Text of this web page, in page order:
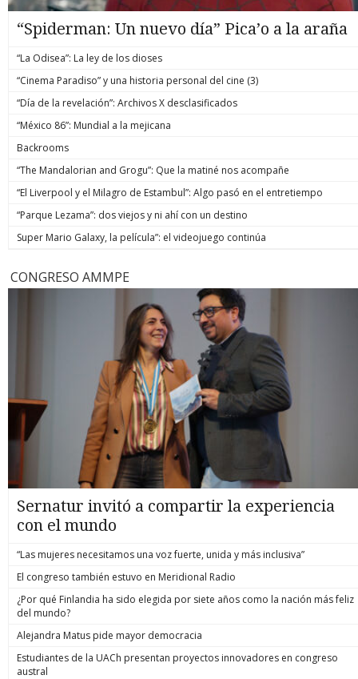
“Spiderman: Un nuevo día” Pica’o a la araña
“La Odisea”: La ley de los dioses
“Cinema Paradiso” y una historia personal del cine (3)
“Día de la revelación”: Archivos X desclasificados
“México 86”: Mundial a la mejicana
Backrooms
“The Mandalorian and Grogu”: Que la matiné nos acompañe
“El Liverpool y el Milagro de Estambul”: Algo pasó en el entretiempo
“Parque Lezama”: dos viejos y ni ahí con un destino
Super Mario Galaxy, la película”: el videojuego continúa
CONGRESO AMMPE
Sernatur invitó a compartir la experiencia
con el mundo
“Las mujeres necesitamos una voz fuerte, unida y más inclusiva”
El congreso también estuvo en Meridional Radio
¿Por qué Finlandia ha sido elegida por siete años como la nación más feliz
del mundo?
Alejandra Matus pide mayor democracia
Estudiantes de la UACh presentan proyectos innovadores en congreso
austral